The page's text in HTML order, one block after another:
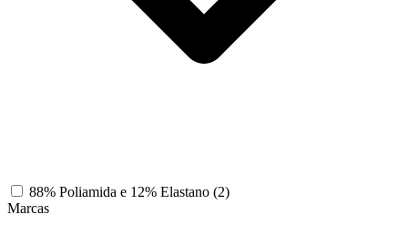
88% Poliamida e 12% Elastano (2)
Marcas